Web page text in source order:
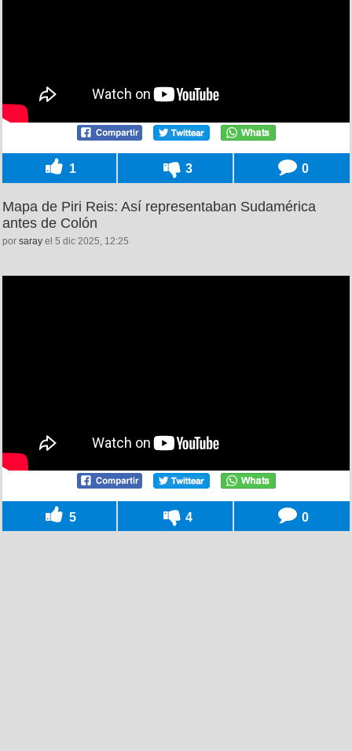
1 3 0
Mapa de Piri Reis: Así representaban Sudamérica
antes de Colón
por saray el 5 dic 2025, 12:25
5 4 0